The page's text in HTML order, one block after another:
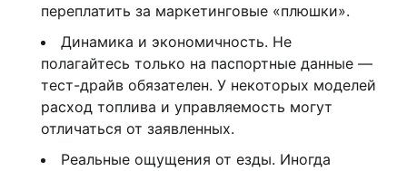
переплатить за маркетинговые «плюшки».
Динамика и экономичность. Не
полагайтесь только на паспортные данные —
тест-драйв обязателен. У некоторых моделей
расход топлива и управляемость могут
отличаться от заявленных.
Реальные ощущения от езды. Иногда